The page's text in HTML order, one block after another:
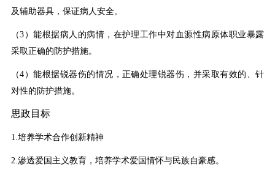
及辅助器具，保证病人安全。
（3）能根据病人的病情，在护理工作中对血源性病原体职业暴露
采取正确的防护措施。
（4）能根据锐器伤的情况，正确处理锐器伤，并采取有效的、针
对性的防护措施。
思政目标
1.培养学术合作创新精神
2.渗透爱国主义教育，培养学术爱国情怀与民族自豪感。